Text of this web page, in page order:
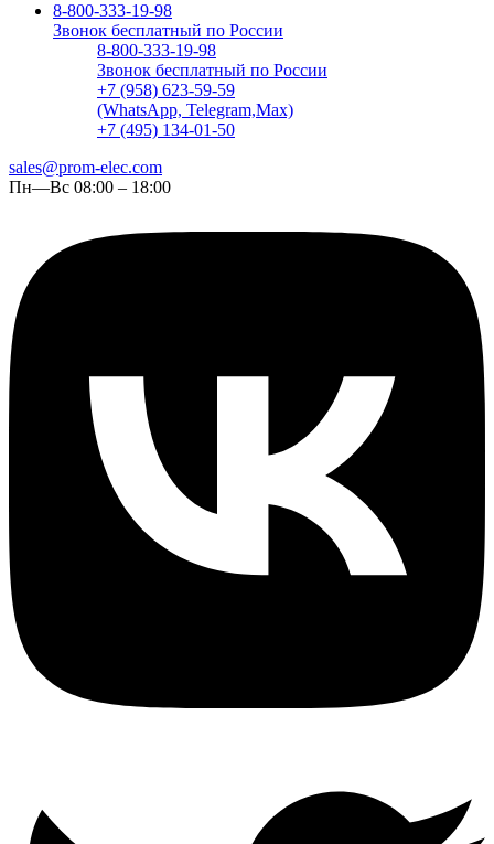
8-800-333-19-98
Звонок бесплатный по России
8-800-333-19-98
Звонок бесплатный по России
+7 (958) 623-59-59
(WhatsApp, Telegram,Max)
+7 (495) 134-01-50
sales@prom-elec.com
Пн—Вс 08:00 – 18:00